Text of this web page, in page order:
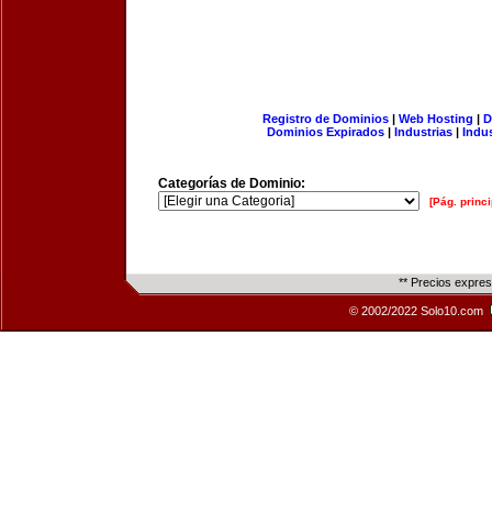
Registro de Dominios| Web Hosting |
Dominios Expirados | Industrias |
Categorías de Dominio:
[Pág.
** Precios
© 2002/2022 Solo10.com